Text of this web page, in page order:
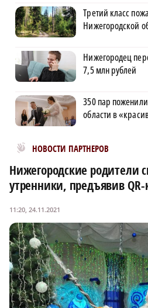
Третий класс
Нижегородской
Нижегородец
7,5 млн рублей
350 пар
области в
НОВОСТИ ПАРТНЕРОВ
Новости МирТесен
Нижегородские родители
утренники, предъявив
11:20, 24.11.2021